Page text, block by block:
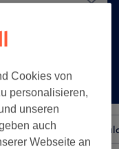
Besonderheiten
Cookies von
personalisieren,
unseren
auch
Webseite an